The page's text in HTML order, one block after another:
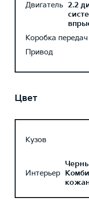
Двигатель 2.2
Коробка передач
Привод
Цвет
Кузов
Интерьер